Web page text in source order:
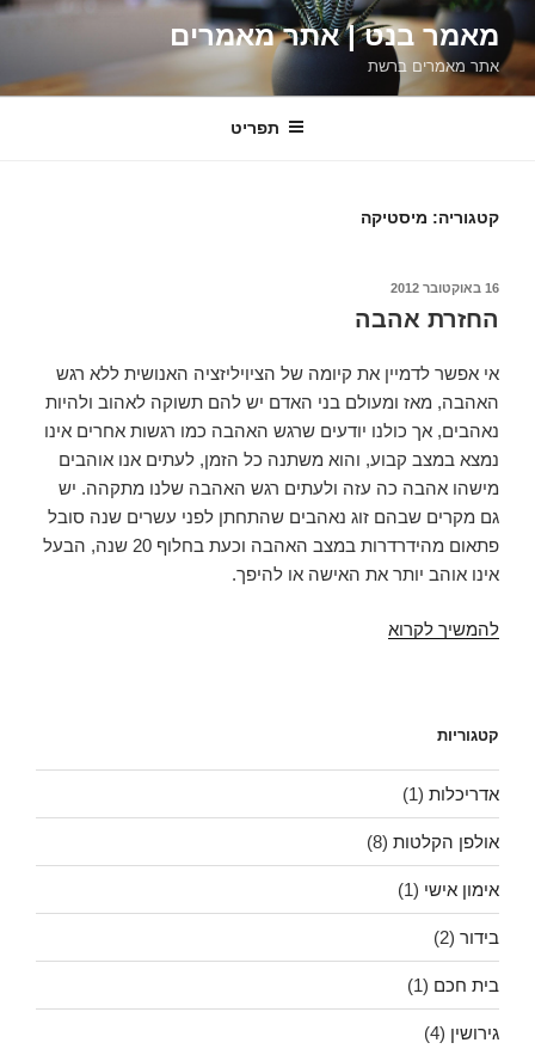
דילוג
לתוכןמאמר בנט | אתר מאמרים
אתר מאמרים ברשת
תפריט
קטגוריה: מיסטיקה
פורסם
16 באוקטובר 2012
החזרת אהבה
אי אפשר לדמיין את קיומה של הציויליזציה האנושית ללא רגש
האהבה, מאז ומעולם בני האדם יש להם תשוקה לאהוב ולהיות
נאהבים, אך כולנו יודעים שרגש האהבה כמו רגשות אחרים אינו
נמצא במצב קבוע, והוא משתנה כל הזמן, לעתים אנו אוהבים
מישהו אהבה כה עזה ולעתים רגש האהבה שלנו מתקהה. יש
גם מקרים שבהם זוג נאהבים שהתחתן לפני עשרים שנה סובל
פתאום מהידרדרות במצב האהבה וכעת בחלוף 20 שנה, הבעל
אינו אוהב יותר את האישה או להיפך.
להמשיך לקרוא
קטגוריות
אדריכלות (1)
אולפן הקלטות (8)
אימון אישי (1)
בידור (2)
בית חכם (1)
גירושין (4)